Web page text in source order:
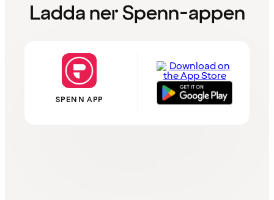
Ladda ner Spenn-appen
SPENN APP